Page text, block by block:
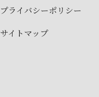
プライバシーポリシー
サイトマップ